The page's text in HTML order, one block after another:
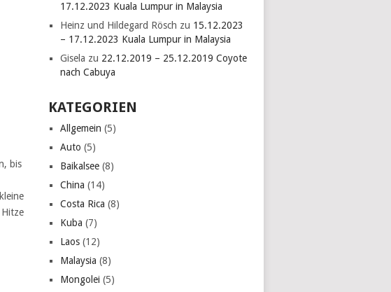
bis
17.12.2023 Kuala Lumpur in Malaysia
Heinz und Hildegard Rösch zu 15.12.2023
– 17.12.2023 Kuala Lumpur in Malaysia
Gisela zu 22.12.2019 – 25.12.2019 Coyote
nach Cabuya
KATEGORIEN
Allgemein (5)
Auto (5)
Baikalsee (8)
China (14)
Costa Rica (8)
Kuba (7)
Laos (12)
Malaysia (8)
Mongolei (5)